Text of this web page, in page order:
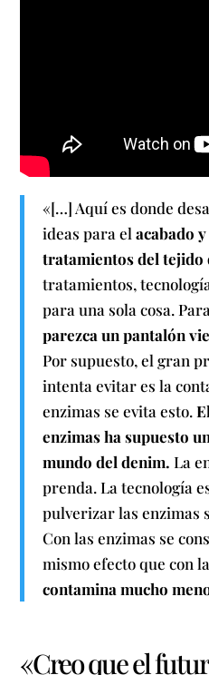
«[…] Aquí es donde
ideas para elacabado
tratamientos del tejido
tratamientos,
para una sola cosa.
parezca un pantalón
Por supuesto, el gran
intenta evitar es la
enzimas se evita esto.
enzimas ha supuesto
mundo del denim. La
prenda. La tecnología
pulverizar las enzimas
Con las enzimas se
mismo efecto que con
contamina mucho
«Creo que el